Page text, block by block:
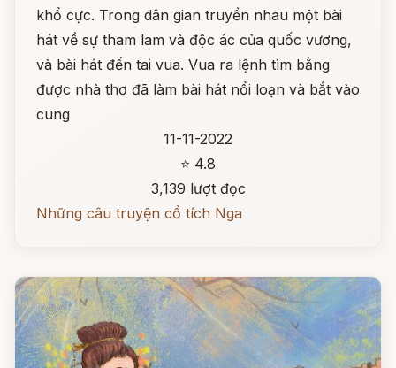
khổ cực. Trong dân gian truyền nhau một bài
hát về sự tham lam và độc ác của quốc vương,
và bài hát đến tai vua. Vua ra lệnh tìm bằng
được nhà thơ đã làm bài hát nổi loạn và bắt vào
cung
11-11-2022
⭐ 4.8
3,139 lượt đọc
Những câu truyện cổ tích Nga